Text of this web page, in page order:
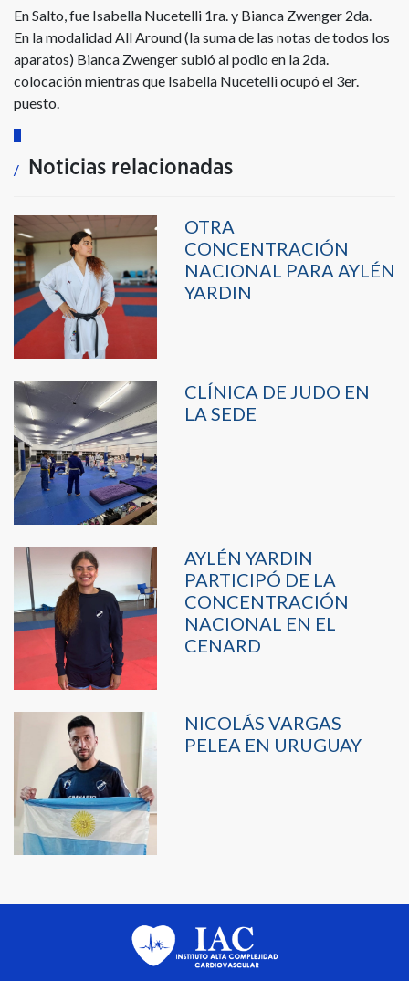
En Salto, fue Isabella Nucetelli 1ra. y Bianca Zwenger 2da.
En la modalidad All Around (la suma de las notas de todos los
aparatos) Bianca Zwenger subió al podio en la 2da.
colocación mientras que Isabella Nucetelli ocupó el 3er.
puesto.
Noticias relacionadas
OTRA
CONCENTRACIÓN
NACIONAL PARA AYLÉN
YARDIN
CLÍNICA DE JUDO EN
LA SEDE
AYLÉN YARDIN
PARTICIPÓ DE LA
CONCENTRACIÓN
NACIONAL EN EL
CENARD
NICOLÁS VARGAS
PELEA EN URUGUAY